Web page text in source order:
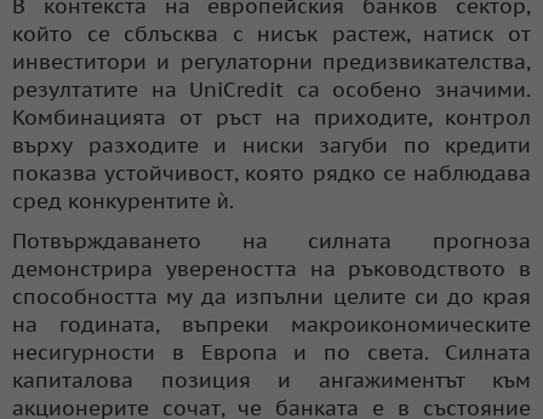
В контекста на европейския банков сектор,
който се сблъсква с нисък растеж, натиск от
инвеститори и регулаторни предизвикателства,
резултатите на UniCredit са особено значими.
Комбинацията от ръст на приходите, контрол
върху разходите и ниски загуби по кредити
показва устойчивост, която рядко се наблюдава
сред конкурентите ѝ.
Потвърждаването на силната прогноза
демонстрира увереността на ръководството в
способността му да изпълни целите си до края
на годината, въпреки макроикономическите
несигурности в Европа и по света. Силната
капиталова позиция и ангажиментът към
акционерите сочат, че банката е в състояние